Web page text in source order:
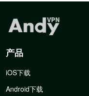
产品
iOS下载
Android下载